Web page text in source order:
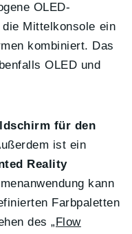
OLED-
Mittelkonsole ein
kombiniert. Das
OLED und
für den
ist ein
Reality
kann
Farbpaletten
des„Flow